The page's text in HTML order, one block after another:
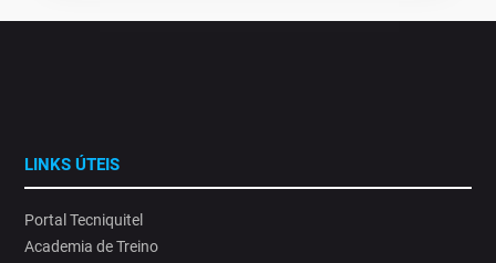
LINKS ÚTEIS
Portal Tecniquitel
Academia de Treino